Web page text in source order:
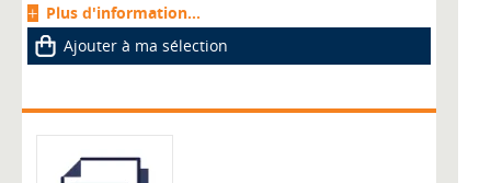
Plus d'information...
Ajouter à ma sélection